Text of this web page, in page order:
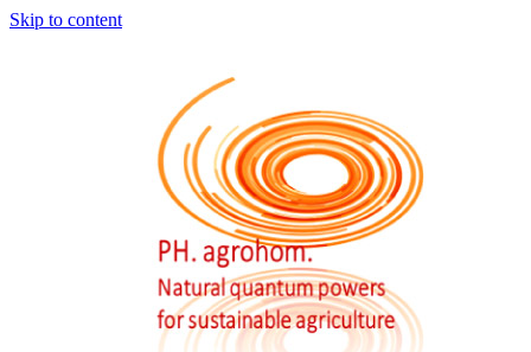
Skip to content